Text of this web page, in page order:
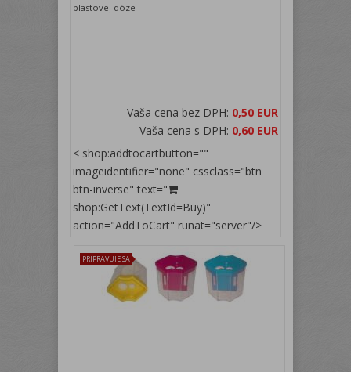
plastovej dóze
Vaša cena bez DPH: 0,50 EUR
Vaša cena s DPH: 0,60 EUR
< shop:addtocartbutton=""
imageidentifier="none" cssclass="btn
btn-inverse" text="
shop:GetText(TextId=Buy)"
action="AddToCart" runat="server"/>
PRIPRAVUJE SA